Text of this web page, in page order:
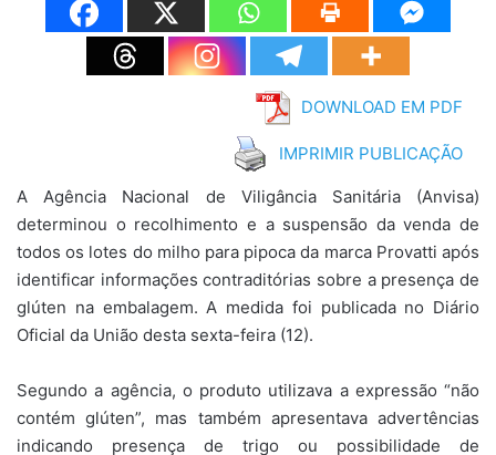
DOWNLOAD EM PDF
IMPRIMIR PUBLICAÇÃO
A Agência Nacional de Viligância Sanitária (Anvisa)
determinou o recolhimento e a suspensão da venda de
todos os lotes do milho para pipoca da marca Provatti após
identificar informações contraditórias sobre a presença de
glúten na embalagem. A medida foi publicada no Diário
Oficial da União desta sexta-feira (12).
Segundo a agência, o produto utilizava a expressão “não
contém glúten”, mas também apresentava advertências
indicando presença de trigo ou possibilidade de